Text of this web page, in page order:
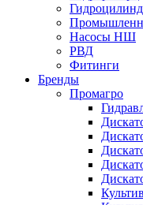
Насосы НШ
РВД
Фитинги
Бренды
Промагро